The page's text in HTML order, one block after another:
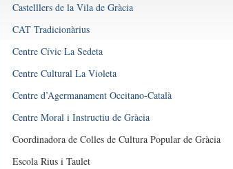
Castelllers de la Vila de Gràcia
CAT Tradicionàrius
Centre Cívic La Sedeta
Centre Cultural La Violeta
Centre d’Agermanament Occitano-Català
Centre Moral i Instructiu de Gràcia
Coordinadora de Colles de Cultura Popular de Gràcia
Escola Rius i Taulet